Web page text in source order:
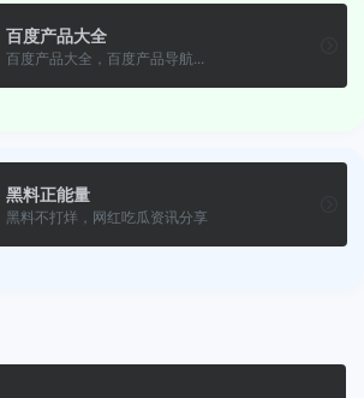
百度产品大全
百度产品大全，百度产品导航...
黑料正能量
黑料不打烊，网红吃瓜资讯分享